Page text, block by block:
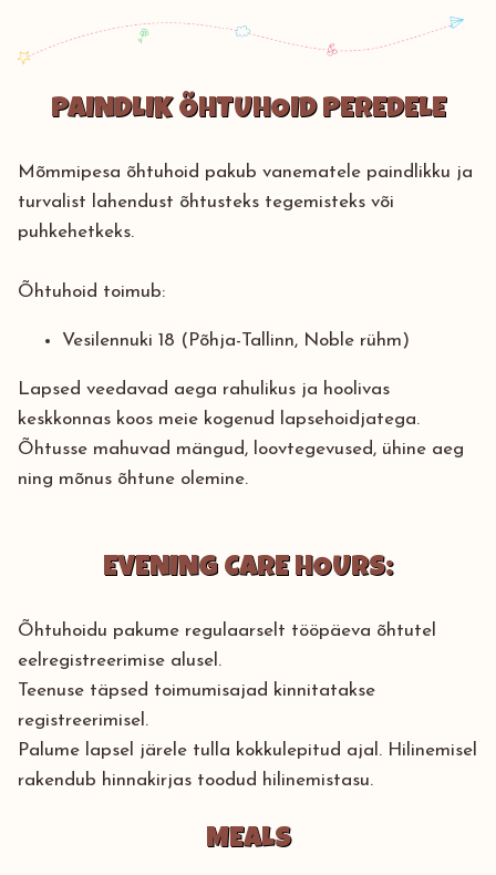
PAINDLIK ÕHTUHOID PEREDELE
Mõmmipesa õhtuhoid pakub vanematele paindlikku ja
turvalist lahendust õhtusteks tegemisteks või
puhkehetkeks.
Õhtuhoid toimub:
Vesilennuki 18 (Põhja-Tallinn, Noble rühm)
Lapsed veedavad aega rahulikus ja hoolivas
keskkonnas koos meie kogenud lapsehoidjatega.
Õhtusse mahuvad mängud, loovtegevused, ühine aeg
ning mõnus õhtune olemine.
EVENING CARE HOURS:
Õhtuhoidu pakume regulaarselt tööpäeva õhtutel
eelregistreerimise alusel.
Teenuse täpsed toimumisajad kinnitatakse
registreerimisel.
Palume lapsel järele tulla kokkulepitud ajal. Hilinemisel
rakendub hinnakirjas toodud hilinemistasu.
MEALS